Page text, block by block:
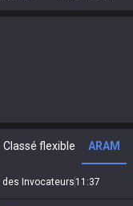
Classé flexible ARAM
des Invocateurs 11 :38